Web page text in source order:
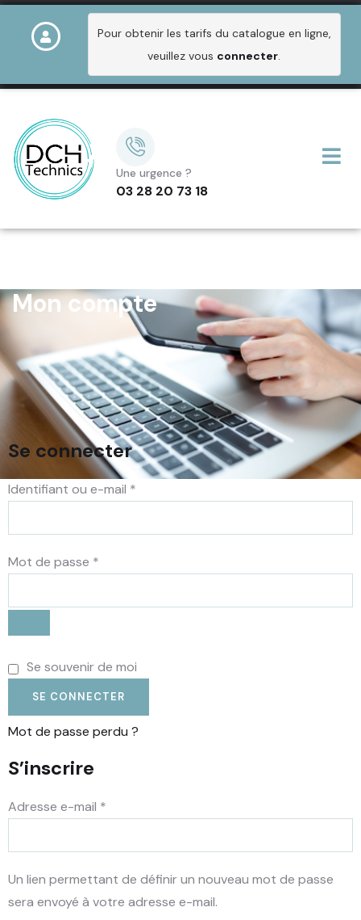
Pour obtenir les tarifs du catalogue en ligne,
veuillez vous connecter.
Une urgence ?
03 28 20 73 18
Mon compte
Se connecter
Identifiant ou e-mail *
Mot de passe *
Alternative:
Se souvenir de moi
SE CONNECTER
Mot de passe perdu ?
S’inscrire
Adresse e-mail *
Un lien permettant de définir un nouveau mot de passe
sera envoyé à votre adresse e-mail.